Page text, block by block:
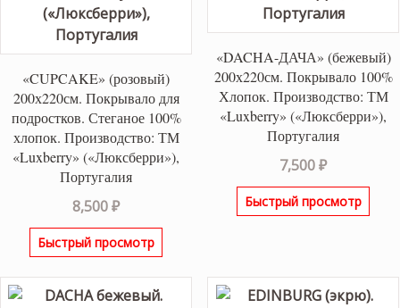
«CUPCAKE» (розовый)
200х220см. Покрывало для
подростков. Стеганое 100%
хлопок. Производство: ТМ
«Luxberry» («Люксберри»),
Португалия
8,500₽
Быстрый просмотр
«DACHA-ДАЧА» (бежевый)
200х220см. Покрывало 100%
Хлопок. Производство: ТМ
«Luxberry» («Люксберри»),
Португалия
7,500₽
Быстрый просмотр